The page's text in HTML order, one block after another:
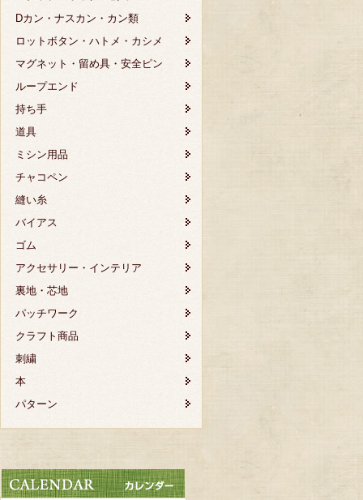
Dカン・ナスカン・カン類
ロットボタン・ハトメ・カシメ
マグネット・留め具・安全ピン
ループエンド
持ち手
道具
ミシン用品
チャコペン
縫い糸
バイアス
ゴム
アクセサリー・インテリア
裏地・芯地
パッチワーク
クラフト商品
刺繍
本
パターン